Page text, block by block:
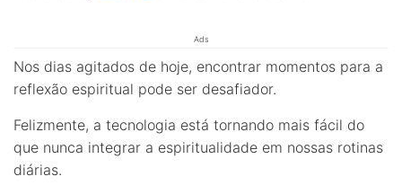
Ads
Nos dias agitados de hoje, encontrar momentos para a
reflexão espiritual pode ser desafiador.
Felizmente, a tecnologia está tornando mais fácil do
que nunca integrar a espiritualidade em nossas rotinas
diárias.